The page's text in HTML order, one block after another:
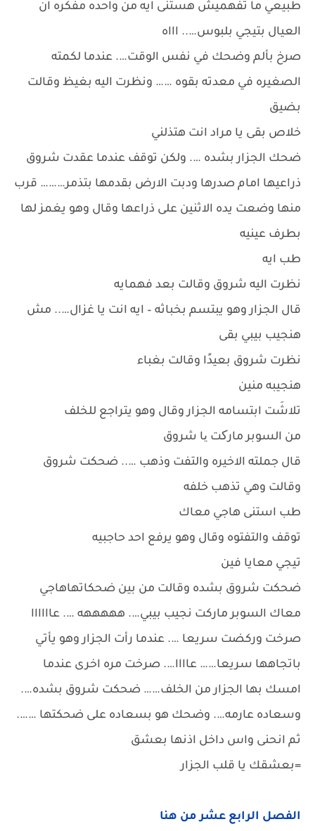
طبيعي ما تفهميش هستنى ايه من واحده مفكره ان
العيال بتيجي بلبوس….. اااه
صرخ بألم وضحك في نفس الوقت…. عندما لكمته
الصغيره في معدته بقوه …… ونظرت اليه بغيظ وقالت
بضيق
خلاص بقى يا مراد انت هتذلني
ضحك الجزار بشده …. ولكن توقف عندما عقدت شروق
ذراعيها امام صدرها ودبت الارض بقدمها بتذمر……… قرب
منها وضعت يده الاثنين على ذراعها وقال وهو يغمز لها
بطرف عينيه
طب ايه
نظرت اليه شروق وقالت بعد فهمايه
قال الجزار وهو يبتسم بخباثه – ايه انت يا غزال….. مش
هنجيب بيبي بقى
نظرت شروق بعيدًا وقالت بغباء
هنجيبه منين
تلاشَت ابتسامه الجزار وقال وهو يتراجع للخلف
من السوبر مارکت یا شروق
قال جملته الاخيره والتفت وذهب ….. ضحكت شروق
وقالت وهي تذهب خلفه
طب استنى هاجي معاك
توقف والتفتوه وقال وهو يرفع احد حاجبيه
تيجي معايا فين
ضحكت شروق بشده وقالت من بين ضحكاتهاهاجي
معاك السوبر ماركت نجيب بيبي…. هههههه …. عاااااا
صرخت وركضت سريعا …. عندما رأت الجزار وهو يأتي
باتجاهها سريعا…… عاااا…. صرخت مره اخرى عندما
امسك بها الجزار من الخلف…… ضحكت شروق بشده….
وسعاده عارمه…. وضحك هو بسعاده على ضحكتها …….
ثم انحنى واس داخل اذنها بعشق
=بعشقك يا قلب الجزار
الفصل الرابع عشر من هنا